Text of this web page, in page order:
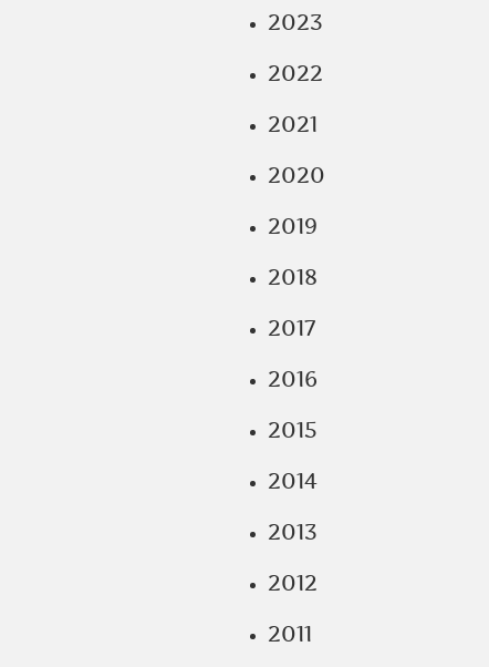
2023
2022
2021
2020
2019
2018
2017
2016
2015
2014
2013
2012
2011